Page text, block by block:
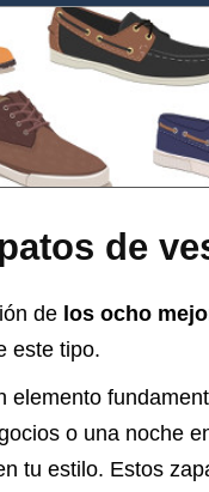
de
de los ocho
este tipo.
elemento
o una noche
tu estilo. Estos